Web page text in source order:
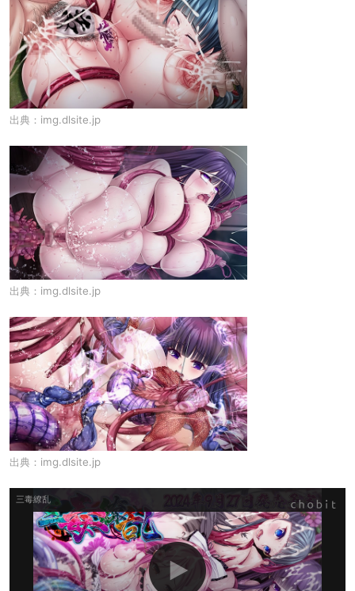
出典： img.dlsite.jp
出典： img.dlsite.jp
出典： img.dlsite.jp